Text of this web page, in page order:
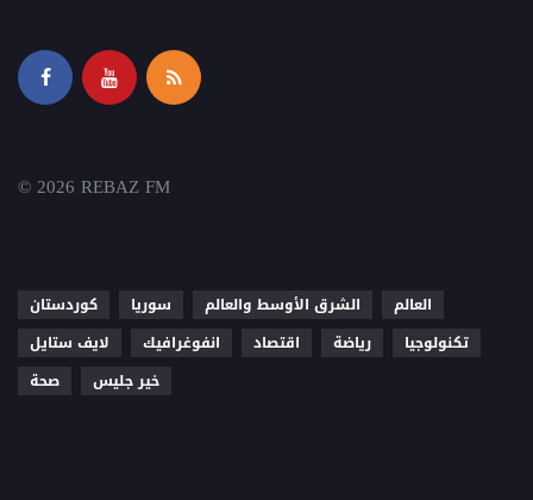
© 2026 REBAZ FM
كوردستان سوريا الشرق الأوسط والعالم
العالم
لايف ستايل
انفوغرافيك اقتصاد رياضة
تكنولوجيا
صحة
خير جليس